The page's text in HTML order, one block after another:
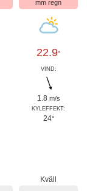
mm regn
22.9°
VIND:
1.8 m/s
KYLEFFEKT:
24°
Kväll